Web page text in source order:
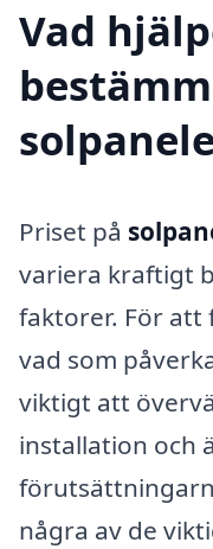
Vad
Priset på
variera kraftigt
faktorer. För att
vad som
viktigt att
installation och
några av de